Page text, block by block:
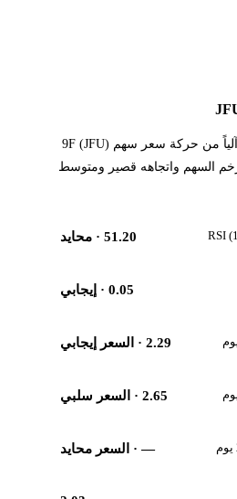
مؤشرات فنية محسوبة آلياً من حركة سعر سهم 9F (JFU)
05، تقرأ زخم السهم واتجاهه قصير ومتوسط
51.20· محايد
0.05· إيجابي
2.29· السعر إيجابي
2.65· السعر سلبي
—· السعر محايد